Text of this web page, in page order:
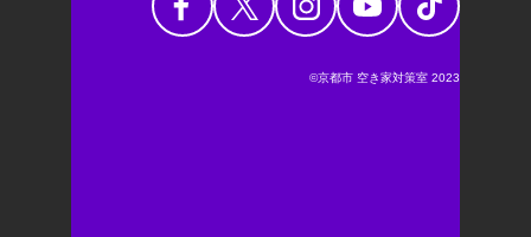
©京都市 空き家対策室 2023